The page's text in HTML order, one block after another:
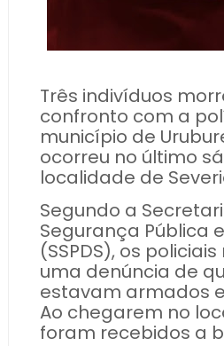
Três indivíduos
confronto com a
município de
ocorreu no último
localidade de
Segundo a
Segurança Pública
(SSPDS), os
uma denúncia de
estavam armados
Ao chegarem no
foram recebidos a